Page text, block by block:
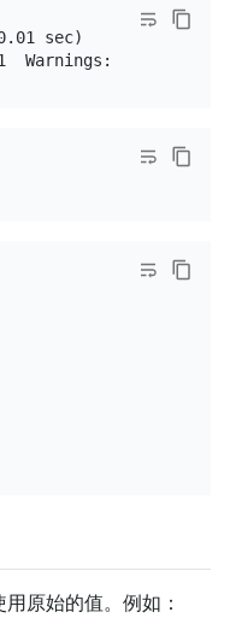
sec)
原始的值。例如：